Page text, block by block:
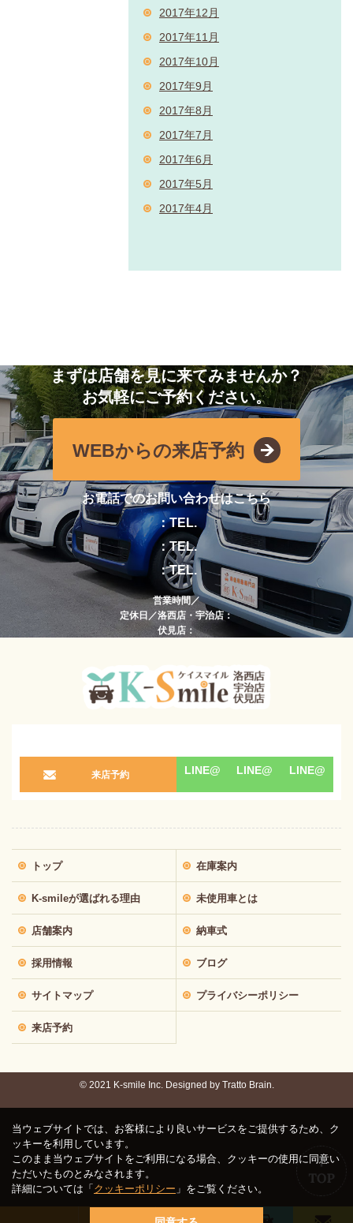
2017年12月
2017年11月
2017年10月
2017年9月
2017年8月
2017年7月
2017年6月
2017年5月
2017年4月
まずは店舗を見に来てみませんか？
お気軽にご予約ください。
WEBからの来店予約
お電話でのお問い合わせはこちら
：TEL.
：TEL.
：TEL.
営業時間／
定休日／洛西店・宇治店：
伏見店：
来店予約 LINE@ LINE@ LINE@
トップ 在庫案内
K-smileが選ばれる理由 未使用車とは
店舗案内 納車式
採用情報 ブログ
サイトマップ プライバシーポリシー
来店予約
© 2021 K-smile Inc. Designed by Tratto Brain.
当ウェブサイトでは、お客様により良いサービスをご提供するため、ク
ッキーを利用しています。
このまま当ウェブサイトをご利用になる場合、クッキーの使用に同意い
ただいたものとみなされます。
詳細については「クッキーポリシー 」をご覧ください。